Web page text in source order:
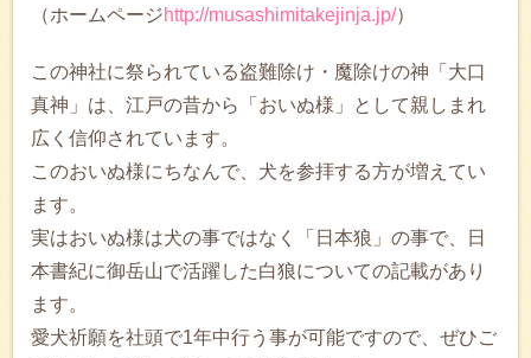
（ホームページhttp://musashimitakejinja.jp/）
この神社に祭られている盗難除け・魔除けの神「大口
真神」は、江戸の昔から「おいぬ様」として親しまれ
広く信仰されています。
このおいぬ様にちなんで、犬を参拝する方が増えてい
ます。
実はおいぬ様は犬の事ではなく「日本狼」の事で、日
本書紀に御岳山で活躍した白狼についての記載があり
ます。
愛犬祈願を社頭で1年中行う事が可能ですので、ぜひご